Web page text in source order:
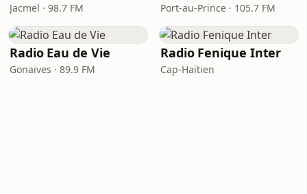
Jacmel · 98.7 FM Port-au-Prince · 105.7 FM
Radio Eau de Vie
Gonaïves · 89.9 FM
Radio Fenique Inter
Cap-Haïtien